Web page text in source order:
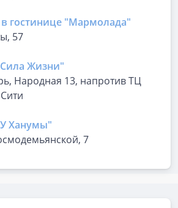
в гостинице "Мармолада"
57
Жизни"
Народная 13, напротив ТЦ
Ханумы"
7